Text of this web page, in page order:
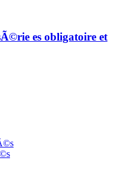
es obligatoire et